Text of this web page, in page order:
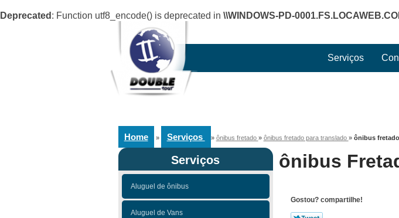
Deprecated : Function utf8_encode() is deprecated in \\WINDOWS-PD-
Serviços
Home » Serviços » ônibus fretado » ônibus fretado para translado » ônibus
Serviços
Aluguel de ônibus
Aluguel de Vans
ônibus
Gostou? compartilhe!